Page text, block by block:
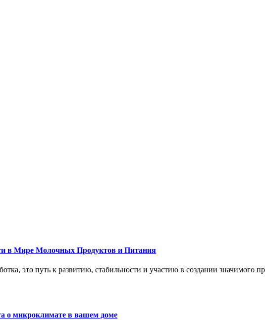
в Мире Молочных Продуктов и Питания
это путь к развитию, стабильности и участию в создании значимого
о микроклимате в вашем доме